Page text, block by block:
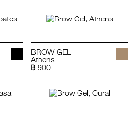
BROW GEL
Athens
฿ 900